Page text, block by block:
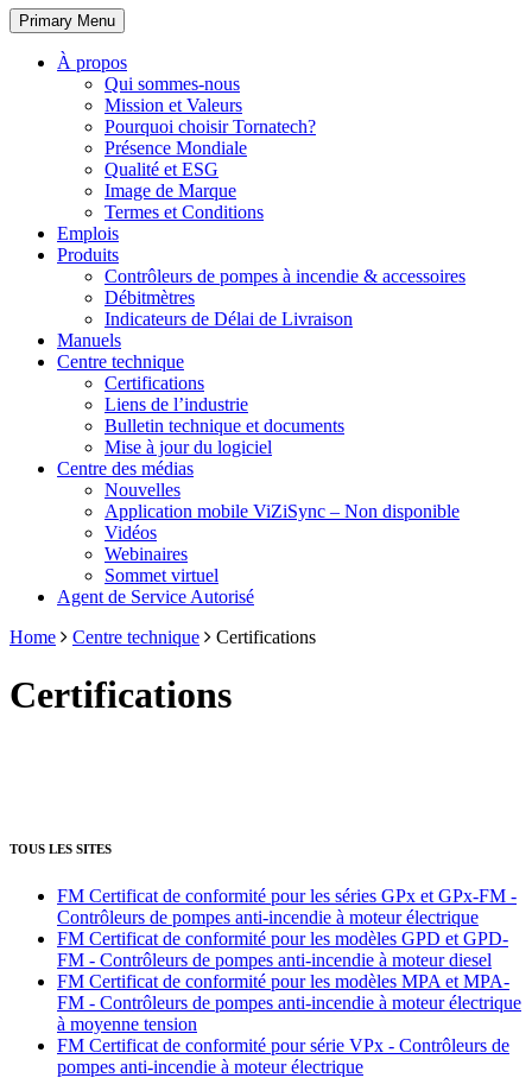
Primary Menu
À propos
Qui sommes-nous
Mission et Valeurs
Pourquoi choisir Tornatech?
Présence Mondiale
Qualité et ESG
Image de Marque
Termes et Conditions
Emplois
Produits
Contrôleurs de pompes à incendie & accessoires
Débitmètres
Indicateurs de Délai de Livraison
Manuels
Centre technique
Certifications
Liens de l’industrie
Bulletin technique et documents
Mise à jour du logiciel
Centre des médias
Nouvelles
Application mobile ViZiSync – Non disponible
Vidéos
Webinaires
Sommet virtuel
Agent de Service Autorisé
Home
Centre technique Certifications
Certifications
TOUS LES SITES
FM Certificat de conformité pour les séries GPx et GPx-FM -
Contrôleurs de pompes anti-incendie à moteur électrique
FM Certificat de conformité pour les modèles GPD et GPD-
FM - Contrôleurs de pompes anti-incendie à moteur diesel
FM Certificat de conformité pour les modèles MPA et MPA-
FM - Contrôleurs de pompes anti-incendie à moteur électrique
à moyenne tension
FM Certificat de conformité pour série VPx - Contrôleurs de
pompes anti-incendie à moteur électrique